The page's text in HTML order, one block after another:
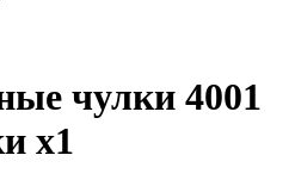
чулки 4001
x1